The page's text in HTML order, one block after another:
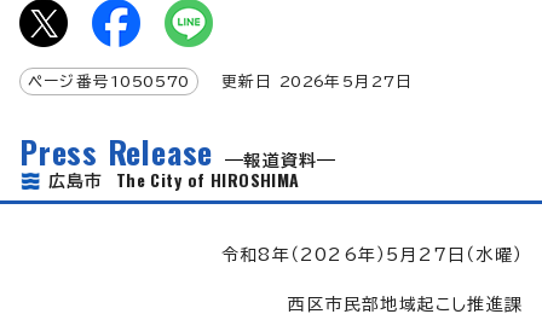
ページ番号 1050570 更新日 2026年5月 27 日
Press Release
報道資料
広島市 The City of HIROSHIMA
令和8年（2026年）5月27日（水曜）
西区市民部地域起こし推進課